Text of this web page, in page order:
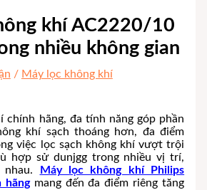
khí AC2220/10
nhiều không gian
/ Máy lọc không khí
chính hãng, đa tính năng góp phần
khí sạch thoáng hơn, đa điểm
việc lọc sạch không khí vượt trội
hợp sử dunjgg trong nhiều vị trí,
nhau.
Máy lọc không khí Philips
hãngmang đến đa điểm riêng tăng